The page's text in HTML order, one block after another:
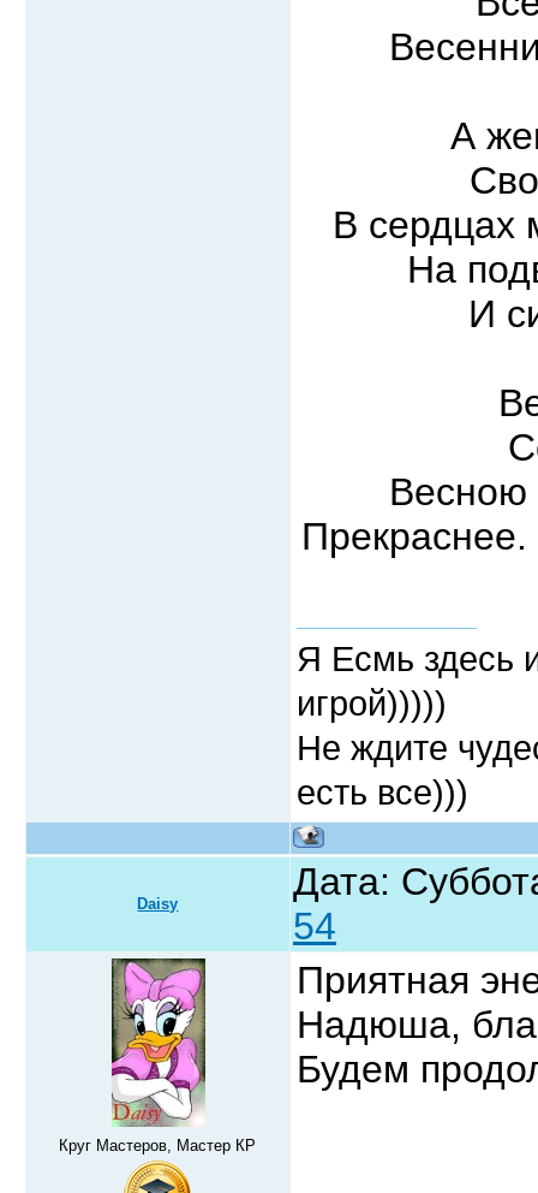
А
В сердцах
На
И
Весною
Я Есмь здесь
игрой)))))
Не ждите
есть все)))
Daisy
Дата:
54
Круг Мастеров, Мастер КР
Приятная
Надюша,
Будем